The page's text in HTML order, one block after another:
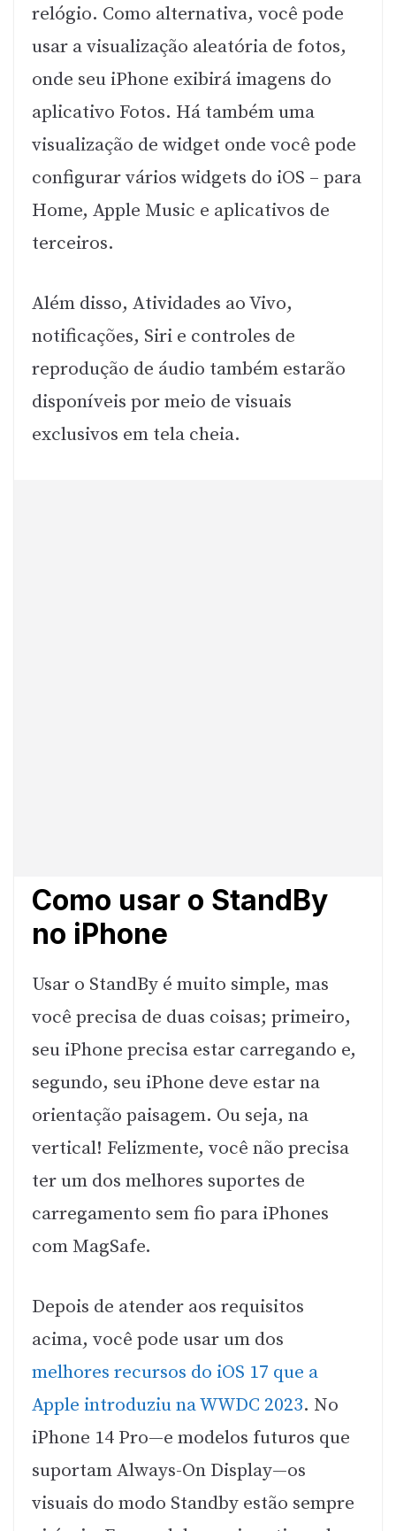
relógio. Como alternativa, você pode
usar a visualização aleatória de fotos,
onde seu iPhone exibirá imagens do
aplicativo Fotos. Há também uma
visualização de widget onde você pode
configurar vários widgets do iOS – para
Home, Apple Music e aplicativos de
terceiros.
Além disso, Atividades ao Vivo,
notificações, Siri e controles de
reprodução de áudio também estarão
disponíveis por meio de visuais
exclusivos em tela cheia.
Como usar o StandBy
no iPhone
Usar o StandBy é muito simple, mas
você precisa de duas coisas; primeiro,
seu iPhone precisa estar carregando e,
segundo, seu iPhone deve estar na
orientação paisagem. Ou seja, na
vertical! Felizmente, você não precisa
ter um dos melhores suportes de
carregamento sem fio para iPhones
com MagSafe.
Depois de atender aos requisitos
acima, você pode usar um dos
melhores recursos do iOS 17 que a
Apple introduziu na WWDC 2023. No
iPhone 14 Pro—e modelos futuros que
suportam Always-On Display—os
visuais do modo Standby estão sempre